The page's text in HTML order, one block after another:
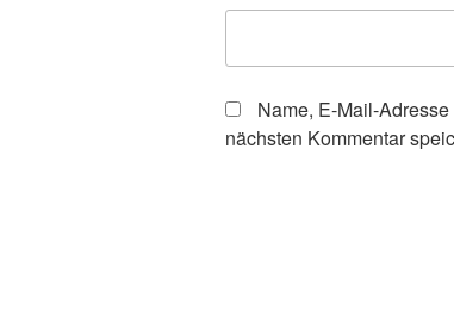
Name, E-Mail-
nächsten Kommentar